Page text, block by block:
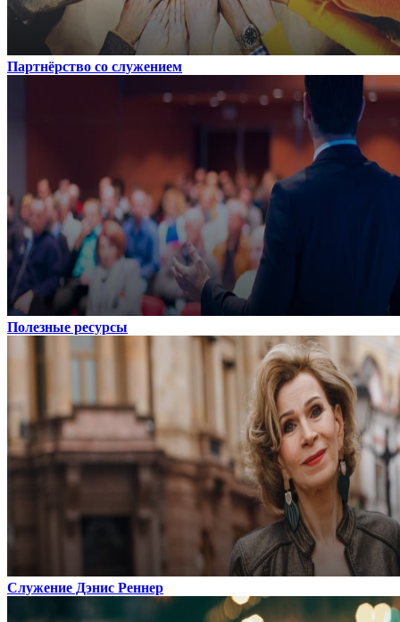
Партнёрство со служением
Полезные ресурсы
Служение Дэнис Реннер